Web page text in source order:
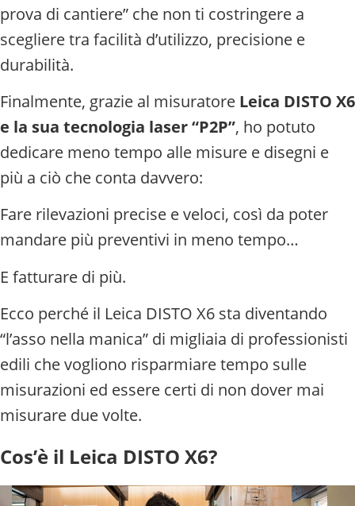
prova di cantiere” che non ti costringere a
scegliere tra facilità d’utilizzo, precisione e
durabilità.
Finalmente, grazie al misuratore Leica DISTO X6
e la sua tecnologia laser “P2P”, ho potuto
dedicare meno tempo alle misure e disegni e
più a ciò che conta davvero:
Fare rilevazioni precise e veloci, così da poter
mandare più preventivi in meno tempo…
E fatturare di più.
Ecco perché il Leica DISTO X6 sta diventando
“l’asso nella manica” di migliaia di professionisti
edili che vogliono risparmiare tempo sulle
misurazioni ed essere certi di non dover mai
misurare due volte.
Cos’è il Leica DISTO X6?